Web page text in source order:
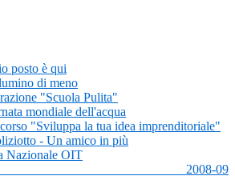
posto è qui
di meno
"Scuola Pulita"
mondiale dell'acqua
"Sviluppa la tua idea imprenditoriale"
- Un amico in più
Nazionale OIT
2008-09